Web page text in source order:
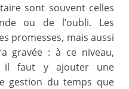
sont souvent celles
ou de l’oubli. Les
promesses, mais aussi
gravée : à ce niveau,
il faut y ajouter une
gestion du temps que